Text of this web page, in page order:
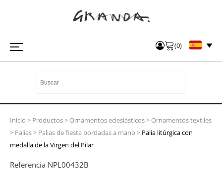
(0)
Inicio > Productos> Ornamentos eclesiásticos> Ornamentos textiles
> Palias> Palias de fiesta bordadas a mano > Palia litúrgica con
medalla de la Virgen del Pilar
Referencia NPL00432B